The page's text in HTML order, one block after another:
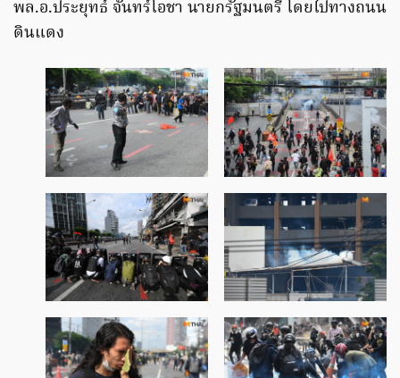
พล.อ.ประยุทธ์ จันทร์โอชา นายกรัฐมนตรี โดยไปทางถนน
ดินแดง